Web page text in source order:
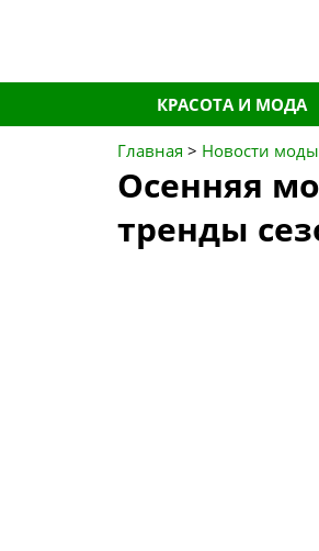
Перейти
к
содержимому
КРАСОТА И МОДА
Главная > Новости моды
Осенняя
тренды